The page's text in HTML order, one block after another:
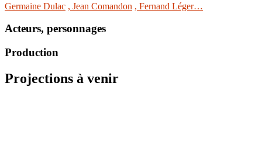
Germaine Dulac , Jean Comandon , Fernand Léger…
Acteurs, personnages
Production
Projections à venir